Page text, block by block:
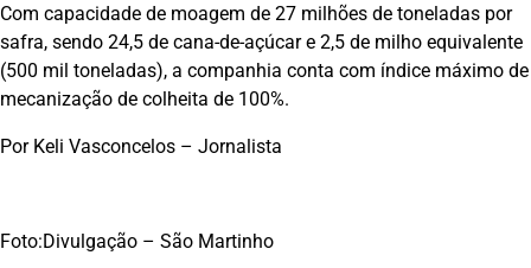
Com capacidade de moagem de 27 milhões de toneladas por
safra, sendo 24,5 de cana-de-açúcar e 2,5 de milho equivalente
(500 mil toneladas), a companhia conta com índice máximo de
mecanização de colheita de 100%.
Por Keli Vasconcelos – Jornalista
Foto:Divulgação – São Martinho